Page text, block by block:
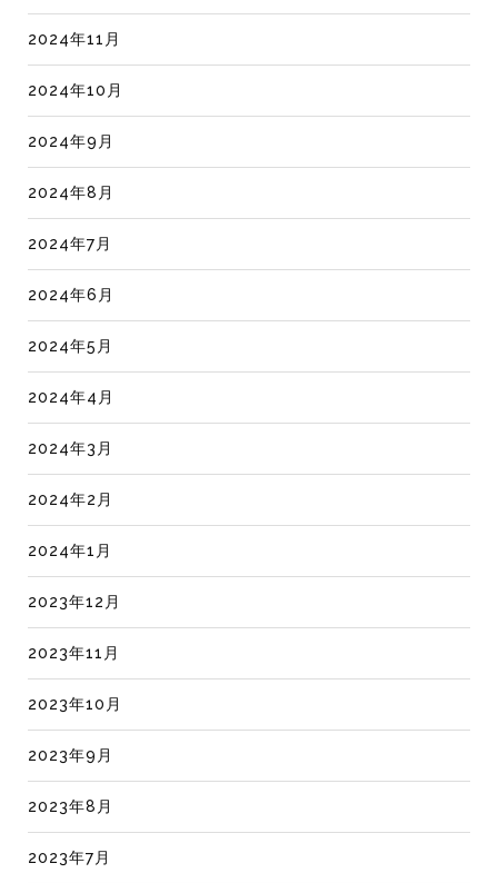
2024年11月
2024年10月
2024年9月
2024年8月
2024年7月
2024年6月
2024年5月
2024年4月
2024年3月
2024年2月
2024年1月
2023年12月
2023年11月
2023年10月
2023年9月
2023年8月
2023年7月